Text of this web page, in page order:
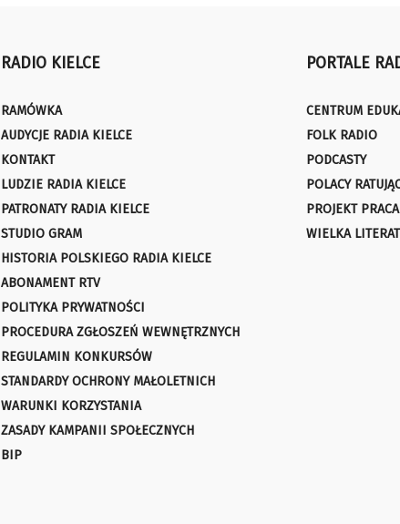
RADIO KIELCE
RAMÓWKA
AUDYCJE RADIA KIELCE
KONTAKT
LUDZIE RADIA KIELCE
PATRONATY RADIA KIELCE
STUDIO GRAM
HISTORIA POLSKIEGO RADIA KIELCE
ABONAMENT RTV
POLITYKA PRYWATNOŚCI
PROCEDURA ZGŁOSZEŃ WEWNĘTRZNYCH
REGULAMIN KONKURSÓW
STANDARDY OCHRONY MAŁOLETNICH
WARUNKI KORZYSTANIA
ZASADY KAMPANII SPOŁECZNYCH
BIP
PORTALE
CENTRUM
FOLK RADIO
PODCASTY
POLACY
PROJEKT PRACA
WIELKA